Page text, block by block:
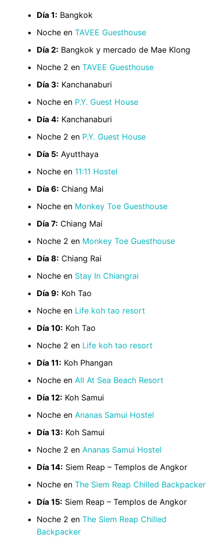
Día 1: Bangkok
Noche en TAVEE Guesthouse
Día 2: Bangkok y mercado de Mae Klong
Noche 2 en TAVEE Guesthouse
Día 3: Kanchanaburi
Noche en P.Y. Guest House
Día 4: Kanchanaburi
Noche 2 en P.Y. Guest House
Día 5: Ayutthaya
Noche en 11:11 Hostel
Día 6: Chiang Mai
Noche en Monkey Toe Guesthouse
Día 7: Chiang Mai
Noche 2 en Monkey Toe Guesthouse
Día 8: Chiang Rai
Noche en Stay In Chiangrai
Día 9: Koh Tao
Noche en Life koh tao resort
Día 10: Koh Tao
Noche 2 en Life koh tao resort
Día 11: Koh Phangan
Noche en All At Sea Beach Resort
Día 12: Koh Samui
Noche en Ananas Samui Hostel
Día 13: Koh Samui
Noche 2 en Ananas Samui Hostel
Día 14: Siem Reap – Templos de Angkor
Noche en The Siem Reap Chilled Backpacker
Día 15: Siem Reap – Templos de Angkor
Noche 2 en The Siem Reap Chilled
Backpacker